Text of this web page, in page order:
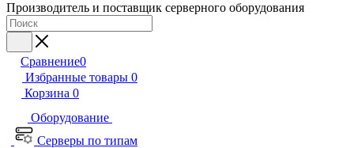
Производитель и поставщик серверного оборудования
Сравнение0
Избранные товары 0
Корзина 0
Оборудование
Серверы по типам